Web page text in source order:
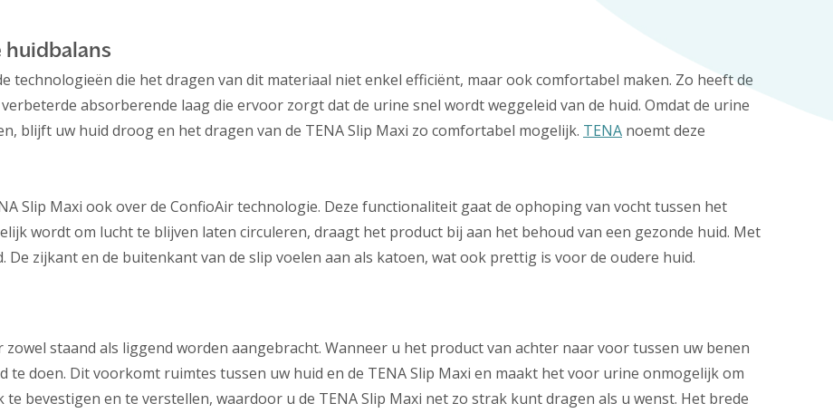
technologieën die het dragen van dit materiaal niet enkel efficiënt, maar ook comfortabel maken. Zo heeft de
absorberende laag die ervoor zorgt dat de urine snel wordt weggeleid van de huid. Omdat de urine
blijft uw huid droog en het dragen van de TENA Slip Maxi zo comfortabel mogelijk. TENA noemt deze
Slip Maxi ook over de ConfioAir technologie. Deze functionaliteit gaat de ophoping van vocht tussen het
wordt om lucht te blijven laten circuleren, draagt het product bij aan het behoud van een gezonde huid. Met
De zijkant en de buitenkant van de slip voelen aan als katoen, wat ook prettig is voor de oudere huid.
staand als liggend worden aangebracht. Wanneer u het product van achter naar voor tussen uw benen
doen. Dit voorkomt ruimtes tussen uw huid en de TENA Slip Maxi en maakt het voor urine onmogelijk om
bevestigen en te verstellen, waardoor u de TENA Slip Maxi net zo strak kunt dragen als u wenst. Het brede